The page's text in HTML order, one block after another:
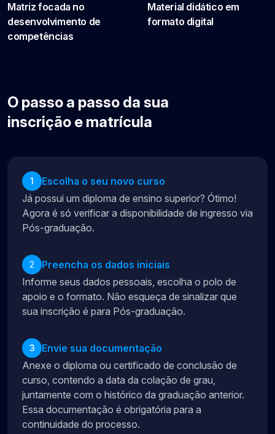
Matriz focada no
desenvolvimento de
competências
Material didático em
formato digital
O passo a passo da sua
inscrição e matrícula
1
Escolha o seu novo curso
Já possui um diploma de ensino superior? Ótimo!
Agora é só verificar a disponibilidade de ingresso via
Pós-graduação.
2
Preencha os dados iniciais
Informe seus dados pessoais, escolha o polo de
apoio e o formato. Não esqueça de sinalizar que
sua inscrição é para Pós-graduação.
3
Envie sua documentação
Anexe o diploma ou certificado de conclusão de
curso, contendo a data da colação de grau,
juntamente com o histórico da graduação anterior.
Essa documentação é obrigatória para a
continuidade do processo.